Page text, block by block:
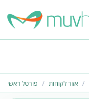
פורטל ראשי אזור לקוחות